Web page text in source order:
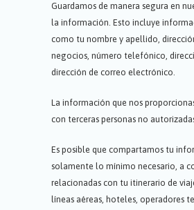
Guardamos de manera segura en
la información. Esto incluye
como tu nombre y apellido,
negocios, número telefónico,
dirección de correo electrónico.
La información que nos
con terceras personas no
Es posible que compartamos tu
solamente lo mínimo necesario, a
relacionadas con tu itinerario de
líneas aéreas, hoteles, operadores